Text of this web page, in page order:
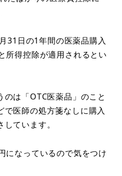
31日の1年間の医薬品購入
所得控除が適用されるとい
のは「OTC医薬品」のこと
で医師の処方箋なしに購入
ています。
になっているので気をつけ